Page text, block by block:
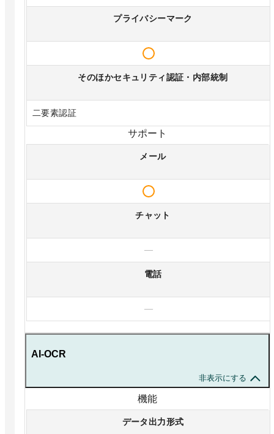
プライバシーマーク
そのほかセキュリティ認証・内部統制
二要素認証
サポート
メール
チャット
—
電話
—
AI-OCR
非表示にする
機能
データ出力形式